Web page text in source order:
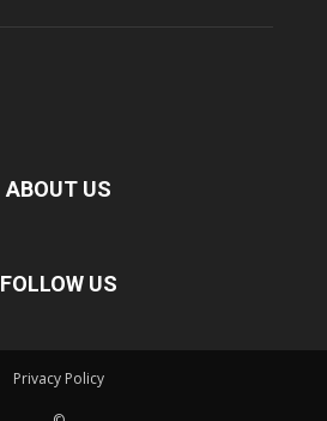
ABOUT US
FOLLOW US
Privacy Policy